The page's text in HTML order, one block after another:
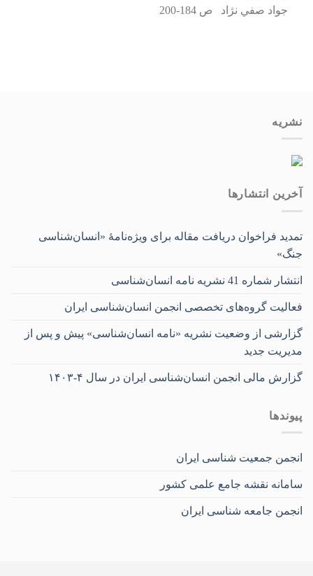
جواد صفي نژاد ص 184-200
نشریه
آخرین انتشار‌ها
تمدید فراخوان دریافت مقاله برای ویژه‌نامۀ «انسان‌شناسی
جنگ»
انتشار شماره 41 نشریه نامه انسان‌شناسی
فعالیت گروه‌های تخصصی انجمن انسان‌شناسی ایران
گزارشی از وضعیت نشریه «نامه انسان‌شناسی» پیش و پس از
مدیریت جدید
گزارش مالی انجمن انسان‌شناسی ایران در سال ۴-۱۴۰۳
پیوندها
انجمن جمعیت شناسی ایران
سامانه نقشه جامع علمی کشور
انجمن جامعه شناسی ایران